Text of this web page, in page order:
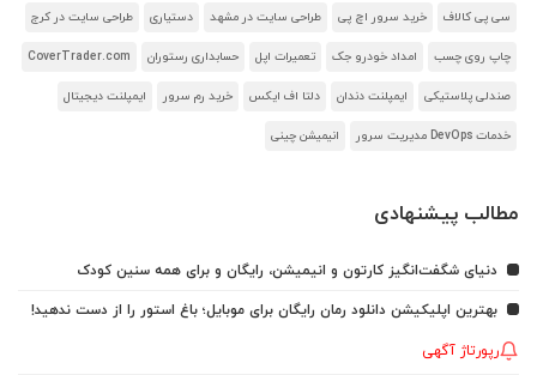
سی پی کالاف خرید سرور اچ پی طراحی سایت در مشهد دستیاری طراحی سایت در کرج
چاپ روی چسب امداد خودرو جک تعمیرات اپل حسابداری رستوران CoverTrader.com
صندلی پلاستیکی ایمپلنت دندان دلتا اف ایکس خرید رم سرور ایمپلنت دیجیتال
خدمات DevOps مدیریت سرور انیمیشن چینی
مطالب پیشنهادی
دنیای شگفت‌انگیز کارتون و انیمیشن، رایگان و برای همه سنین کودک
بهترین اپلیکیشن دانلود رمان رایگان برای موبایل؛ باغ استور را از دست ندهید!
رپورتاژ آگهی